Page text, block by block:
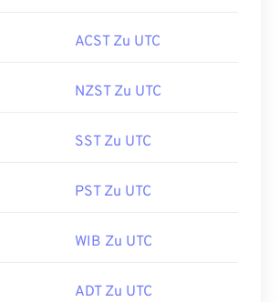
ACST Zu UTC
NZST Zu UTC
SST Zu UTC
PST Zu UTC
WIB Zu UTC
ADT Zu UTC